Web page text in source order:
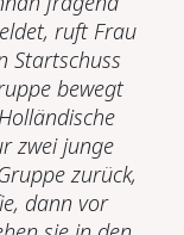
ruft Frau
Startschuss
bewegt
zwei junge
zurück,
dann vor